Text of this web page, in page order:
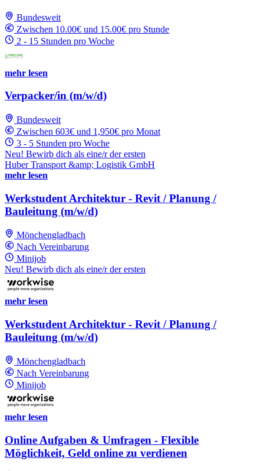
Bundesweit
Zwischen 10.00€ und 15.00€ pro Stunde
2 - 15 Stunden pro Woche
mehr lesen
Verpacker/in (m/w/d)
Bundesweit
Zwischen 603€ und 1,950€ pro Monat
3 - 5 Stunden pro Woche
Neu! Bewirb dich als eine/r der ersten
Huber Transport &amp; Logistik GmbH
mehr lesen
Werkstudent Architektur - Revit / Planung /
Bauleitung (m/w/d)
Mönchengladbach
Nach Vereinbarung
Minijob
Neu! Bewirb dich als eine/r der ersten
mehr lesen
Werkstudent Architektur - Revit / Planung /
Bauleitung (m/w/d)
Mönchengladbach
Nach Vereinbarung
Minijob
mehr lesen
Online Aufgaben & Umfragen - Flexible
Möglichkeit, Geld online zu verdienen